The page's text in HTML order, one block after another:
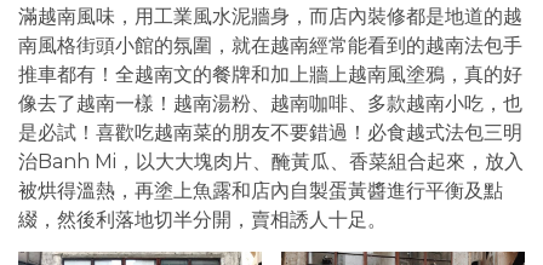
滿越南風味，用工業風水泥牆身，而店內裝修都是地道的越
南風格街頭小館的氛圍，就在越南經常能看到的越南法包手
推車都有！全越南文的餐牌和加上牆上越南風塗鴉，真的好
像去了越南一樣！越南湯粉、越南咖啡、多款越南小吃，也
是必試！喜歡吃越南菜的朋友不要錯過！必食越式法包三明
治Banh Mi，以大大塊肉片、醃黃瓜、香菜組合起來，放入
被烘得溫熱，再塗上魚露和店內自製蛋黃醬進行平衡及點
綴，然後利落地切半分開，賣相誘人十足。